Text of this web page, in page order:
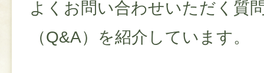
よくお問い合わせいただく質
（Q&A）を紹介しています。